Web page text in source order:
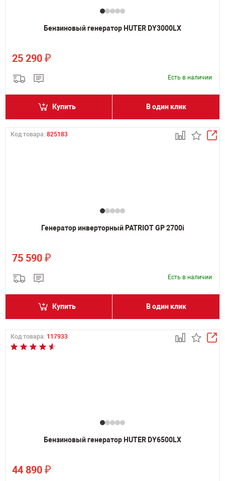
Бензиновый генератор HUTER DY3000LX
25 290 ₽
Есть в наличии
Купить В один клик
Код товара: 825183
Генератор инверторный PATRIOT GP 2700i
75 590 ₽
Есть в наличии
Купить В один клик
Код товара: 117933
Бензиновый генератор HUTER DY6500LX
44 890 ₽